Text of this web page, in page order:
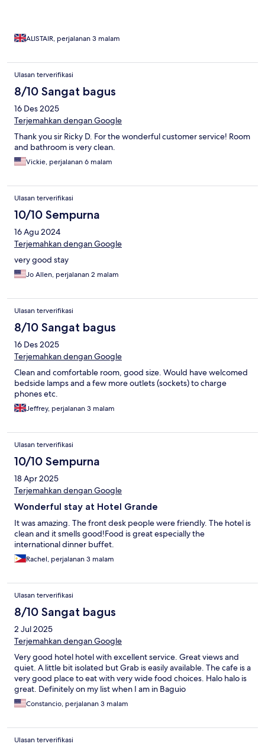
ALISTAIR, perjalanan 3 malam
Ulasan terverifikasi
8/10 Sangat bagus
16 Des 2025
Terjemahkan dengan Google
Thank you sir Ricky D. For the wonderful customer service! Room
and bathroom is very clean.
Vickie, perjalanan 6 malam
Ulasan terverifikasi
10/10 Sempurna
16 Agu 2024
Terjemahkan dengan Google
very good stay
Jo Allen, perjalanan 2 malam
Ulasan terverifikasi
8/10 Sangat bagus
16 Des 2025
Terjemahkan dengan Google
Clean and comfortable room, good size. Would have welcomed
bedside lamps and a few more outlets (sockets) to charge
phones etc.
Jeffrey, perjalanan 3 malam
Ulasan terverifikasi
10/10 Sempurna
18 Apr 2025
Terjemahkan dengan Google
Wonderful stay at Hotel Grande
It was amazing. The front desk people were friendly. The hotel is
clean and it smells good!Food is great especially the
international dinner buffet.
Rachel, perjalanan 3 malam
Ulasan terverifikasi
8/10 Sangat bagus
2 Jul 2025
Terjemahkan dengan Google
Very good hotel hotel with excellent service. Great views and
quiet. A little bit isolated but Grab is easily available. The cafe is a
very good place to eat with very wide food choices. Halo halo is
great. Definitely on my list when I am in Baguio
Constancio, perjalanan 3 malam
Ulasan terverifikasi